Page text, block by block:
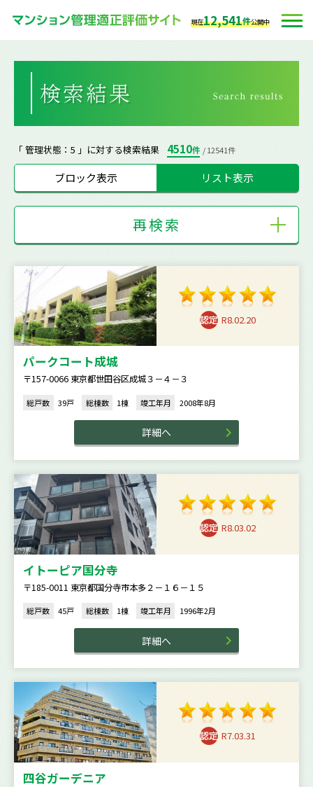
現在12,541件公開中
「 管理状態：5 」に対する検索結果 4510件/ 12541件
ブロック表示 リスト表示
再検索
R8.02.20
パークコート成城
〒157-0066 東京都世田谷区成城３－４－３
総戸数 39戸 総棟数 1棟 竣工年月 2008年8月
詳細へ
R8.03.02
イトーピア国分寺
〒185-0011 東京都国分寺市本多２－１６－１５
総戸数 45戸 総棟数 1棟 竣工年月 1996年2月
詳細へ
R7.03.31
四谷ガーデニア